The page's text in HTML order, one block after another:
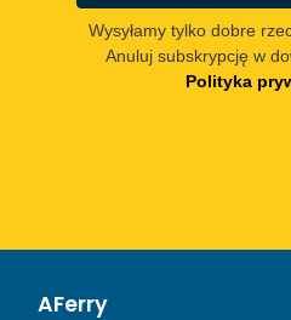
Wysyłamy tylko dobre
Anuluj subskrypcję w
Polityka
AFerry